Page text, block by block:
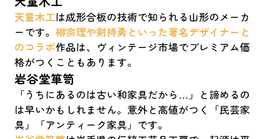
天童木工は成形合板の技術で知られる山形のメーカ
ーです。 柳宗理や剣持勇といった著名デザイナーと
のコラボ作品は、ヴィンテージ市場でプレミアム価
格がつくこともあります。
岩谷堂箪笥
「うちにあるのは古い和家具だから…」と諦めるの
は早いかもしれません。意外と高値がつく「民芸家
具」「アンティーク家具」です。